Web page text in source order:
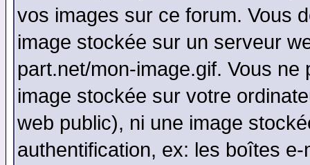
vos images sur ce forum. Vous
image stockée sur un serveur
part.net/mon-image.gif. Vous
image stockée sur votre
web public), ni une image
authentification, ex: les boîtes